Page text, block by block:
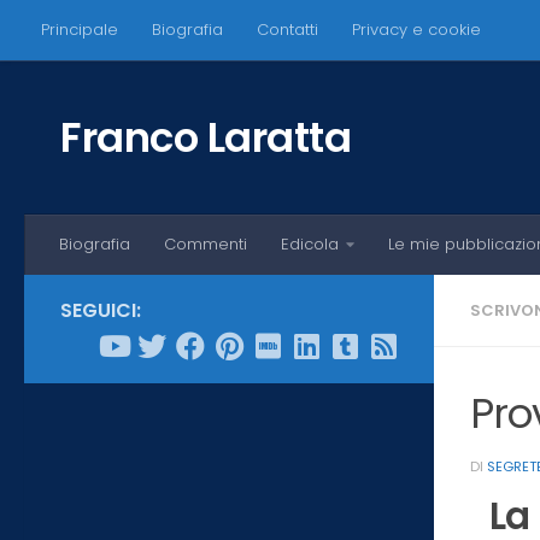
Salta al contenuto
Principale Biografia Contatti Privacy e cookie
Franco Laratta
Biografia Commenti Edicola Le mie
DI
SEGUICI: